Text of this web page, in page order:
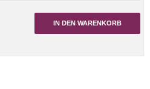
IN DEN WARENKORB